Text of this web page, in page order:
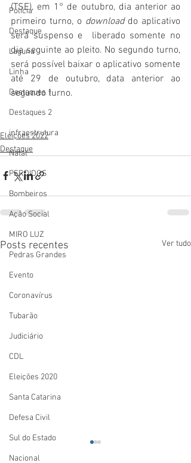
Polícia
Destaque
Laguna
Linha
Destaques 1
Destaques 2
infraestrutura
Natal
PERDIDOS
Bombeiros
Ação Social
MIRO LUZ
Pedras Grandes
Evento
Coronavírus
Tubarão
Judiciário
CDL
Eleições 2020
Santa Catarina
Defesa Civil
Sul do Estado
Nacional
(TSE), em 1° de outubro, dia anterior ao
primeiro turno, o download do aplicativo
será suspenso e  liberado somente no
dia seguinte ao pleito. No segundo turno,
será possível baixar o aplicativo somente
até 29 de outubro, data anterior ao
segundo turno.
Eleições 2022
Destaque
Posts recentes Ver tudo